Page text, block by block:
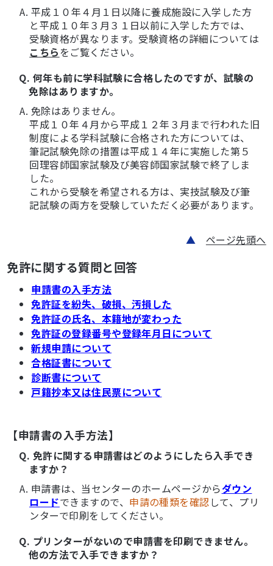
A. 平成１０年４月１日以降に養成施設に入学した方
と平成１０年３月３１日以前に入学した方では、
受験資格が異なります。受験資格の詳細については
こちらをご覧ください。
Q. 何年も前に学科試験に合格したのですが、試験の
免除はありますか。
A. 免除はありません。
平成１０年４月から平成１２年３月まで行われた旧
制度による学科試験に合格された方については、
筆記試験免除の措置は平成１４年に実施した第５
回理容師国家試験及び美容師国家試験で終了しま
した。
これから受験を希望される方は、実技試験及び筆
記試験の両方を受験していただく必要があります。
▲ ページ先頭へ
免許に関する質問と回答
申請書の入手方法
免許証を紛失、破損、汚損した
免許証の氏名、本籍地が変わった
免許証の登録番号や登録年月日について
新規申請について
合格証書について
診断書について
戸籍抄本又は住民票について
【申請書の入手方法】
Q. 免許に関する申請書はどのようにしたら入手でき
ますか？
A. 申請書は、当センターのホームページからダウン
ロードできますので、 申請の種類を確認して、プリ
ンターで印刷をしてください。
Q. プリンターがないので申請書を印刷できません。
他の方法で入手できますか？